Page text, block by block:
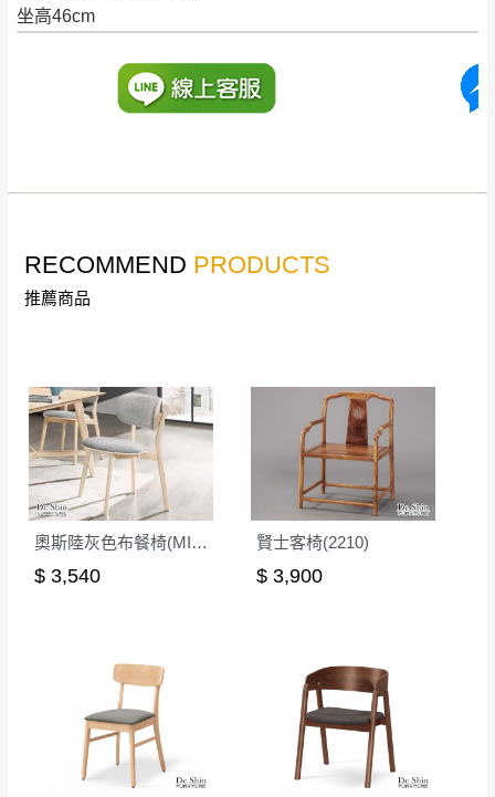
坐高46cm保護物流人員的工作安全，賣家無提供吊掛服務，若
因大型傢俱有組裝、配送的問題，並非一般快速到貨
或停止運送服務。
百貨公司配送暫無法配合開店前、閉店後時段，並送
無回收家具服務，若需回收家俱可聯絡當地請清潔隊
回收,免付費清運專線：0800-085-717
期，商品使用年限，因客人使用習慣、居家
環境不同。若屬人為因素導致商品損壞、零
若非商品品質瑕疵問題於鑑賞期內退貨之情
▪️訂單成立時請儘速於三日內完成付款，交易恕不
殺價，商品均已最低價格售出
，且在特定時日會給
予折扣，請密切注意。
▪️三日內若未接獲您的匯款或轉帳通知，商品將不
予保留(訂單自動取消)。
▪️無回收家具服務，若需回收家具可聯絡當地請清
潔隊回收,免付費清運專線：0800-085-717。
RECOMMEND PRODUCTS
推薦商品
奧斯陸灰色布餐椅(MI-966)
$ 3,540
賢士客椅(2210)
$ 3,900